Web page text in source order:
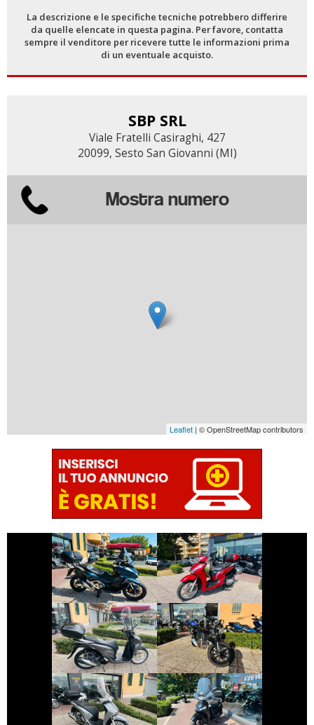
La descrizione e le specifiche tecniche potrebbero differire
da quelle elencate in questa pagina. Per favore, contatta
sempre il venditore per ricevere tutte le informazioni prima
di un eventuale acquisto.
SBP SRL
Viale Fratelli Casiraghi, 427
20099, Sesto San Giovanni (MI)
Mostra numero
Leaflet | © OpenStreetMap contributors
HONDA FORZA-
750
€ 7.490 €
HONDA SH
€ 3.190 €
HONDA SH
€ 3.290 €
DUCATI
SCRAMBLER
€ 4.490 €
HONDA SH
€ 1.999 €
PEUGEOT TWEET
€ 2.390 €